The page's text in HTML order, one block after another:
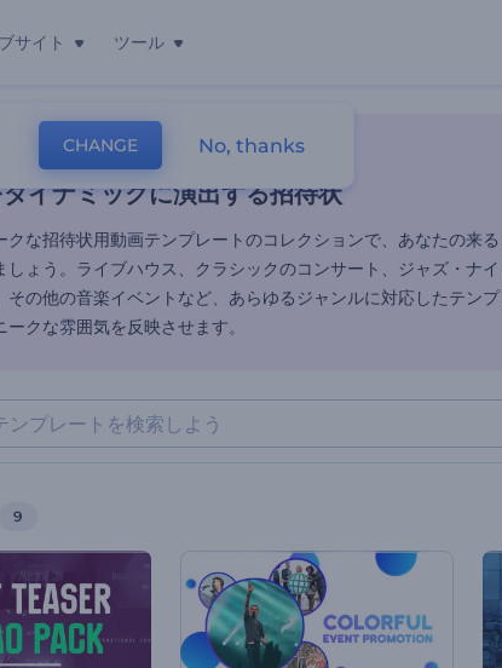
サイト ツール
イナミックに演出する招待
ート 招待状動画 コンサート
イナミックに演出する招待状
クな招待状用動画テンプレートのコレクションで、あなたの来
しょう。ライブハウス、クラシックのコンサート、ジャズ・ナ
その他の音楽イベントなど、あらゆるジャンルに対応したテン
クな雰囲気を反映させます。
9
CHANGE No, thanks